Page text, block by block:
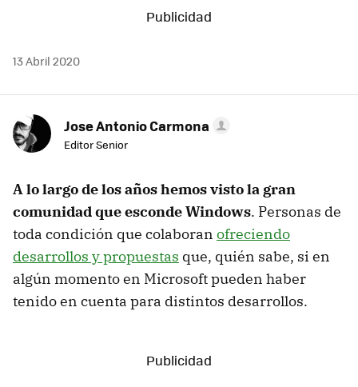
MAIL
13 Abril 2020
Jose Antonio Carmona
Editor Senior
A lo largo de los años hemos visto la gran
comunidad que esconde Windows. Personas de
toda condición que colaboran ofreciendo
desarrollos y propuestas que, quién sabe, si en
algún momento en Microsoft pueden haber
tenido en cuenta para distintos desarrollos.